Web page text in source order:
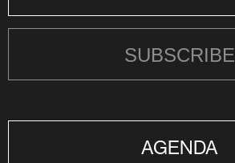
SUBSCRIBE
AGENDA